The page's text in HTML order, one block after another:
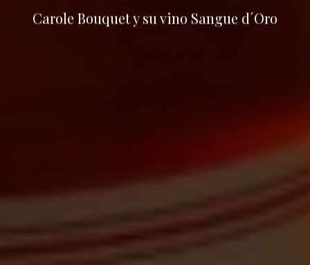
Carole Bouquet y su vino Sangue d´Oro